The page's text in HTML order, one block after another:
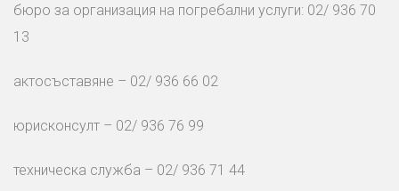
бюро за организация на погребални услуги: 02/ 936 70
13
актосъставяне – 02/ 936 66 02
юрисконсулт – 02/ 936 76 99
техническа служба – 02/ 936 71 44